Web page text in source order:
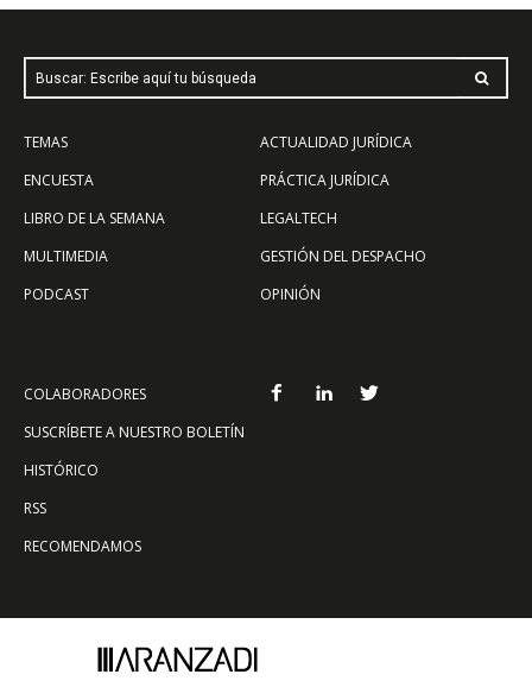
Buscar: Escribe aquí tu búsqueda
TEMAS
ENCUESTA
LIBRO DE LA SEMANA
MULTIMEDIA
PODCAST
ACTUALIDAD JURÍDICA
PRÁCTICA JURÍDICA
LEGALTECH
GESTIÓN DEL DESPACHO
OPINIÓN
COLABORADORES
SUSCRÍBETE A NUESTRO BOLETÍN
HISTÓRICO
RSS
RECOMENDAMOS